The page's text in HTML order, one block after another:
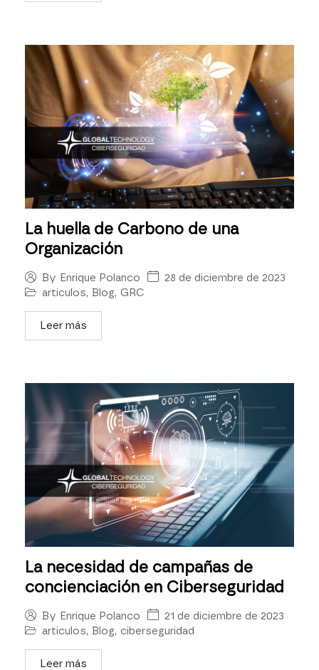
La huella de Carbono de una
Organización
By Enrique Polanco
28 de diciembre de 2023
articulos, Blog, GRC
Leer más
La necesidad de campañas de
concienciación en Ciberseguridad
By Enrique Polanco
21 de diciembre de 2023
articulos, Blog, ciberseguridad
Leer más